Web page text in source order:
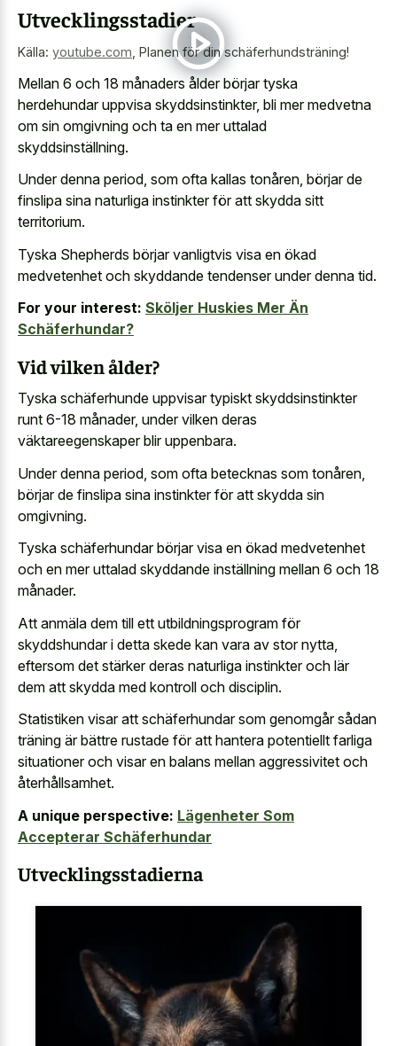
Utvecklingsstadier
Källa: youtube.com Planen för din schäferhundsträning!
Mellan 6 och 18 månaders ålder börjar tyska
herdehundar uppvisa skyddsinstinkter, bli mer medvetna
om sin omgivning och ta en mer uttalad
skyddsinställning.
Under denna period, som ofta kallas tonåren, börjar de
finslipa sina naturliga instinkter för att skydda sitt
territorium.
Tyska Shepherds börjar vanligtvis visa en ökad
medvetenhet och skyddande tendenser under denna tid.
For your interest: Sköljer Huskies Mer Än
Schäferhundar?
Vid vilken ålder?
Tyska schäferhunde uppvisar typiskt skyddsinstinkter
runt 6-18 månader, under vilken deras
väktareegenskaper blir uppenbara.
Under denna period, som ofta betecknas som tonåren,
börjar de finslipa sina instinkter för att skydda sin
omgivning.
Tyska schäferhundar börjar visa en ökad medvetenhet
och en mer uttalad skyddande inställning mellan 6 och 18
månader.
Att anmäla dem till ett utbildningsprogram för
skyddshundar i detta skede kan vara av stor nytta,
eftersom det stärker deras naturliga instinkter och lär
dem att skydda med kontroll och disciplin.
Statistiken visar att schäferhundar som genomgår sådan
träning är bättre rustade för att hantera potentiellt farliga
situationer och visar en balans mellan aggressivitet och
återhållsamhet.
A unique perspective: Lägenheter Som
Accepterar Schäferhundar
Utvecklingsstadierna